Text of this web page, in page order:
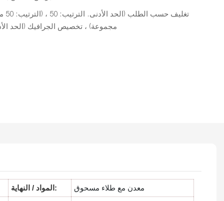
مجموعة) ، تخصيص الجرافيك (الحد الأدنى.
المواد / النهاية: معدن مع طلاء مسحوق